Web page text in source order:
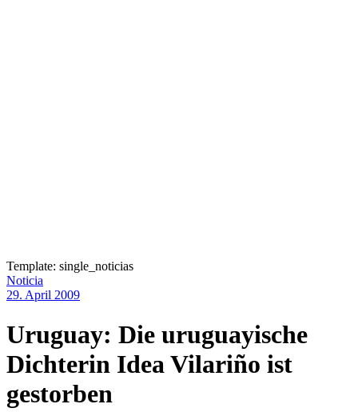
Template: single_noticias
Noticia
29. April 2009
Uruguay: Die uruguayische
Dichterin Idea Vilariño ist
gestorben